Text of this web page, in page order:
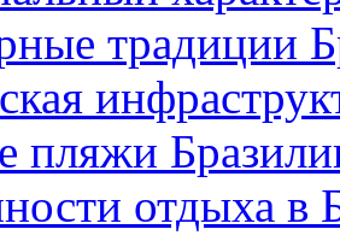
традиции
пляжи
отдыха в